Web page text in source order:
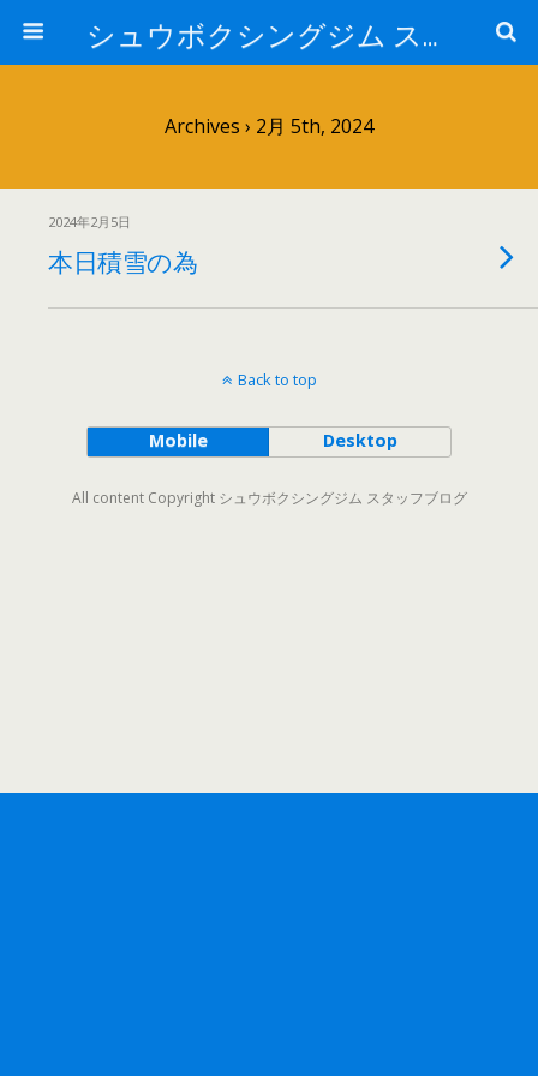
シュウボクシングジム スタッフブログ
Archives › 2月 5th, 2024
2024年2月5日
本日積雪の為
Back to top
Mobile Desktop
All content Copyright シュウボクシングジム スタッフブログ